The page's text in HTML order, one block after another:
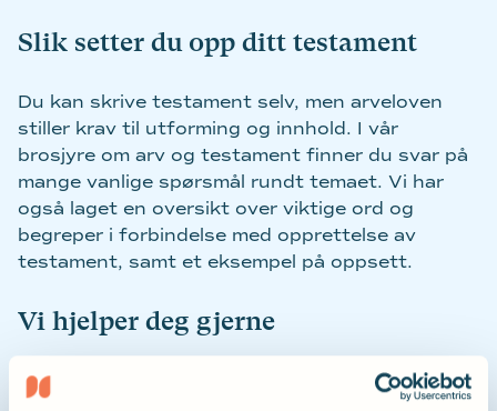
Slik setter du opp ditt testament
Du kan skrive testament selv, men arveloven
stiller krav til utforming og innhold. I vår
brosjyre om arv og testament finner du svar på
mange vanlige spørsmål rundt temaet. Vi har
også laget en oversikt over viktige ord og
begreper i forbindelse med opprettelse av
testament, samt et eksempel på oppsett.
Vi hjelper deg gjerne
Hørselsforbundet dekker inntil 5 timer med